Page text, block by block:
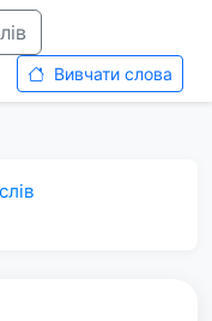
Вивчати слова